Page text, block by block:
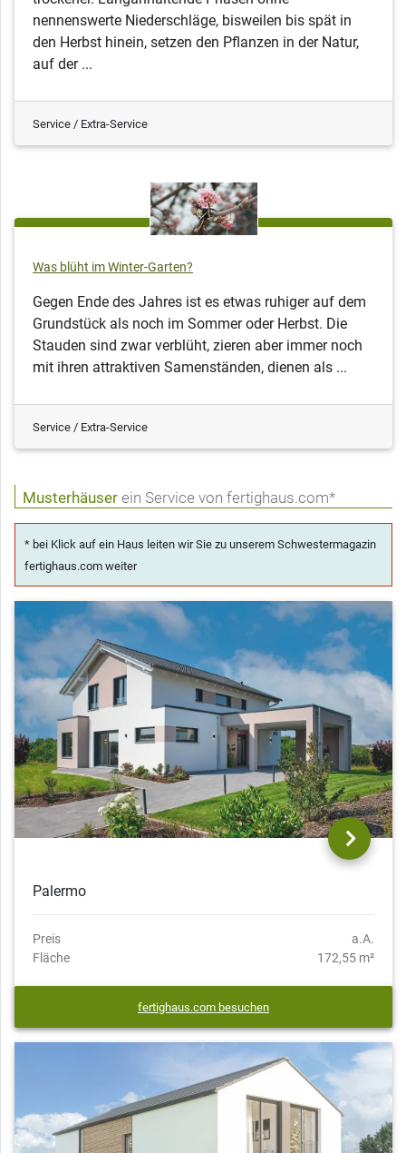
nennenswerte Niederschläge, bisweilen bis spät in
den Herbst hinein, setzen den Pflanzen in der Natur,
auf der ...
Service / Extra-Service
Was blüht im Winter-Garten?
Gegen Ende des Jahres ist es etwas ruhiger auf dem
Grundstück als noch im Sommer oder Herbst. Die
Stauden sind zwar verblüht, zieren aber immer noch
mit ihren attraktiven Samenständen, dienen als ...
Service / Extra-Service
Musterhäuser ein Service von fertighaus.com*
* bei Klick auf ein Haus leiten wir Sie zu unserem Schwestermagazin
fertighaus.com weiter
Palermo
Preis
a.A.
Fläche
172,55 m²
fertighaus.com besuchen